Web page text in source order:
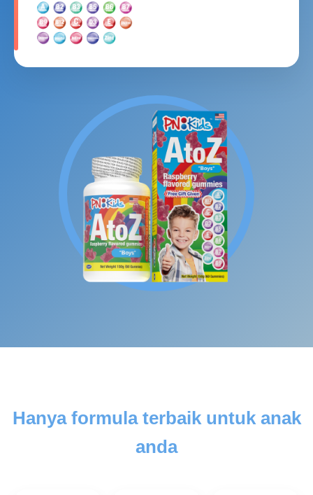
Hanya formula terbaik untuk anak
anda